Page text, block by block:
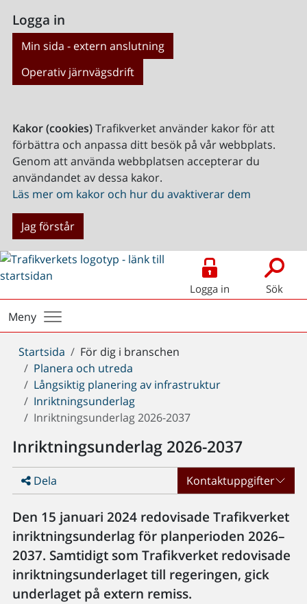
Logga in
Min sida - extern anslutning
Operativ järnvägsdrift
Kakor (cookies)Trafikverket använder kakor för att
förbättra och anpassa ditt besök på vår webbplats.
Genom att använda webbplatsen accepterar du
användandet av dessa kakor.
Läs mer om kakor och hur du avaktiverar dem
Jag förstår
Logga in Sök
Meny
Du
är
här:
Startsida
För dig i branschen
Planera och utreda
Långsiktig planering av infrastruktur
Inriktningsunderlag
Inriktningsunderlag 2026-2037
Inriktningsunderlag 2026-2037
Dela Kontaktuppgifter
Den 15 januari 2024 redovisade Trafikverket
inriktningsunderlag för planperioden 2026–
2037. Samtidigt som Trafikverket redovisade
inriktningsunderlaget till regeringen, gick
underlaget på extern remiss.